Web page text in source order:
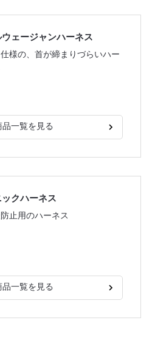
ウェージャンハーネス
様の、首が締まりづらいハー
品一覧を見る
クハーネス
止用のハーネス
品一覧を見る